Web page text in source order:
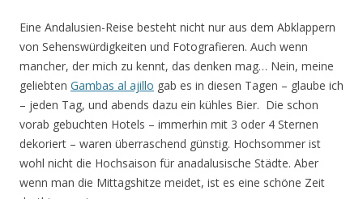
Eine Andalusien-Reise besteht nicht nur aus dem Abklappern
von Sehenswürdigkeiten und Fotografieren. Auch wenn
mancher, der mich zu kennt, das denken mag… Nein, meine
geliebten Gambas al ajillo gab es in diesen Tagen – glaube ich
– jeden Tag, und abends dazu ein kühles Bier. Die schon
vorab gebuchten Hotels – immerhin mit 3 oder 4 Sternen
dekoriert – waren überraschend günstig. Hochsommer ist
wohl nicht die Hochsaison für anadalusische Städte. Aber
wenn man die Mittagshitze meidet, ist es eine schöne Zeit